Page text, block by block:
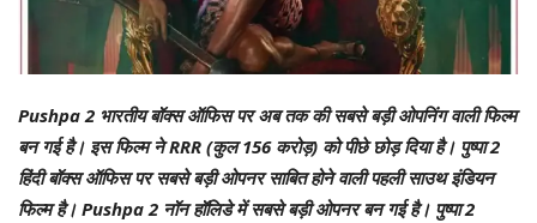
Pushpa 2 भारतीय बॉक्स ऑफिस पर अब तक की सबसे बड़ी ओपनिंग वाली फिल्म
बन गई है। इस फिल्म ने RRR (कुल 156 करोड़) को पीछे छोड़ दिया है। पुष्पा 2
हिंदी बॉक्स ऑफिस पर सबसे बड़ी ओपनर साबित होने वाली पहली साउथ इंडियन
फिल्म है। Pushpa 2 नॉन हॉलिडे में सबसे बड़ी ओपनर बन गई है। पुष्पा 2